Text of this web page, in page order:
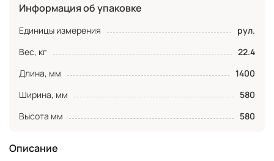
Описание
Информация об упаковке
Единицы измерения
рул.
Вес, кг
22.4
Длина, мм
1400
Ширина, мм
580
Высота мм
580